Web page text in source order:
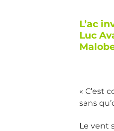
L’ac
Luc
« C’est
sans
Le vent